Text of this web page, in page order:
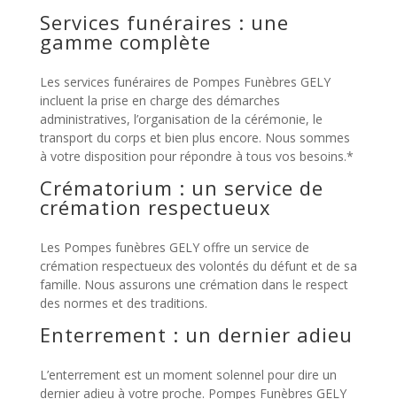
Services funéraires : une
gamme complète
Les services funéraires de Pompes Funèbres GELY
incluent la prise en charge des démarches
administratives, l’organisation de la cérémonie, le
transport du corps et bien plus encore. Nous sommes
à votre disposition pour répondre à tous vos besoins.*
Crématorium : un service de
crémation respectueux
Les Pompes funèbres GELY offre un service de
crémation respectueux des volontés du défunt et de sa
famille. Nous assurons une crémation dans le respect
des normes et des traditions.
Enterrement : un dernier adieu
L’enterrement est un moment solennel pour dire un
dernier adieu à votre proche. Pompes Funèbres GELY